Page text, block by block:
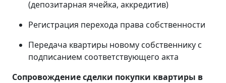
(депозитарная ячейка, аккредитив)
Регистрация перехода права собственности
Передача квартиры новому собственнику с
подписанием соответствующего акта
Сопровождение сделки покупки квартиры в